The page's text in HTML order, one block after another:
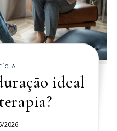
ideal
2026